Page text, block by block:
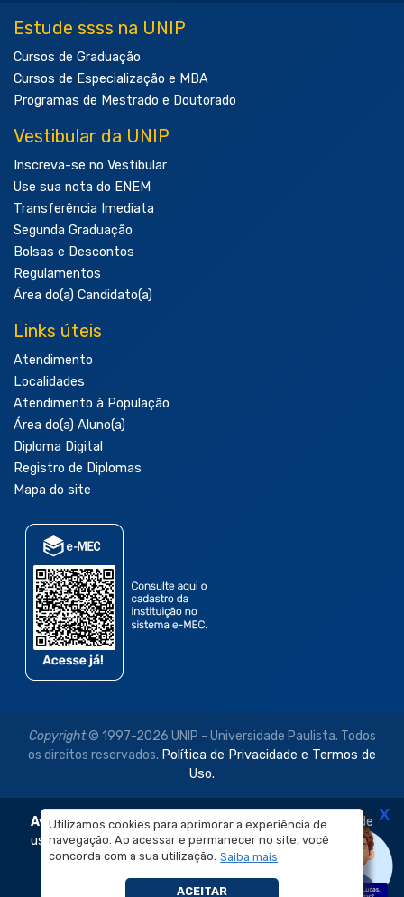
Utilizamos cookies para aprimorar a experiência de
navegação. Ao acessar e permanecer no site, você
concorda com a sua utilização. Saiba mais
ACEITAR
Estude ssss na UNIP
Cursos de Graduação
Cursos de Especialização e MBA
Programas de Mestrado e Doutorado
Vestibular da UNIP
Inscreva-se no Vestibular
Use sua nota do ENEM
Transferência Imediata
Segunda Graduação
Bolsas e Descontos
Regulamentos
Área do(a) Candidato(a)
Links úteis
Atendimento
Localidades
Atendimento à População
Área do(a) Aluno(a)
Diploma Digital
Registro de Diplomas
Mapa do site
Copyright© 1997-2026 UNIP - Universidade Paulista. Todos
os direitos reservados. Política de Privacidade e Termos de
Uso.
Aviso Legal: As imagens disponibilizadas neste site são de
uso exclusivo institucional do Sistema de Ensino Objetivo e
da Universidade Paulista – UNIP.
É proibida a reprodução, utilização, edição ou
X